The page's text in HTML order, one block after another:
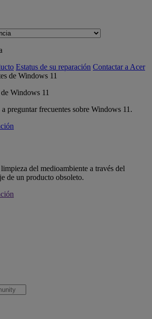
Estatus de su reparación Contactar a Acer
Windows 11
a preguntar frecuentes sobre Windows 11.
del medioambiente a través del
de un producto obsoleto.